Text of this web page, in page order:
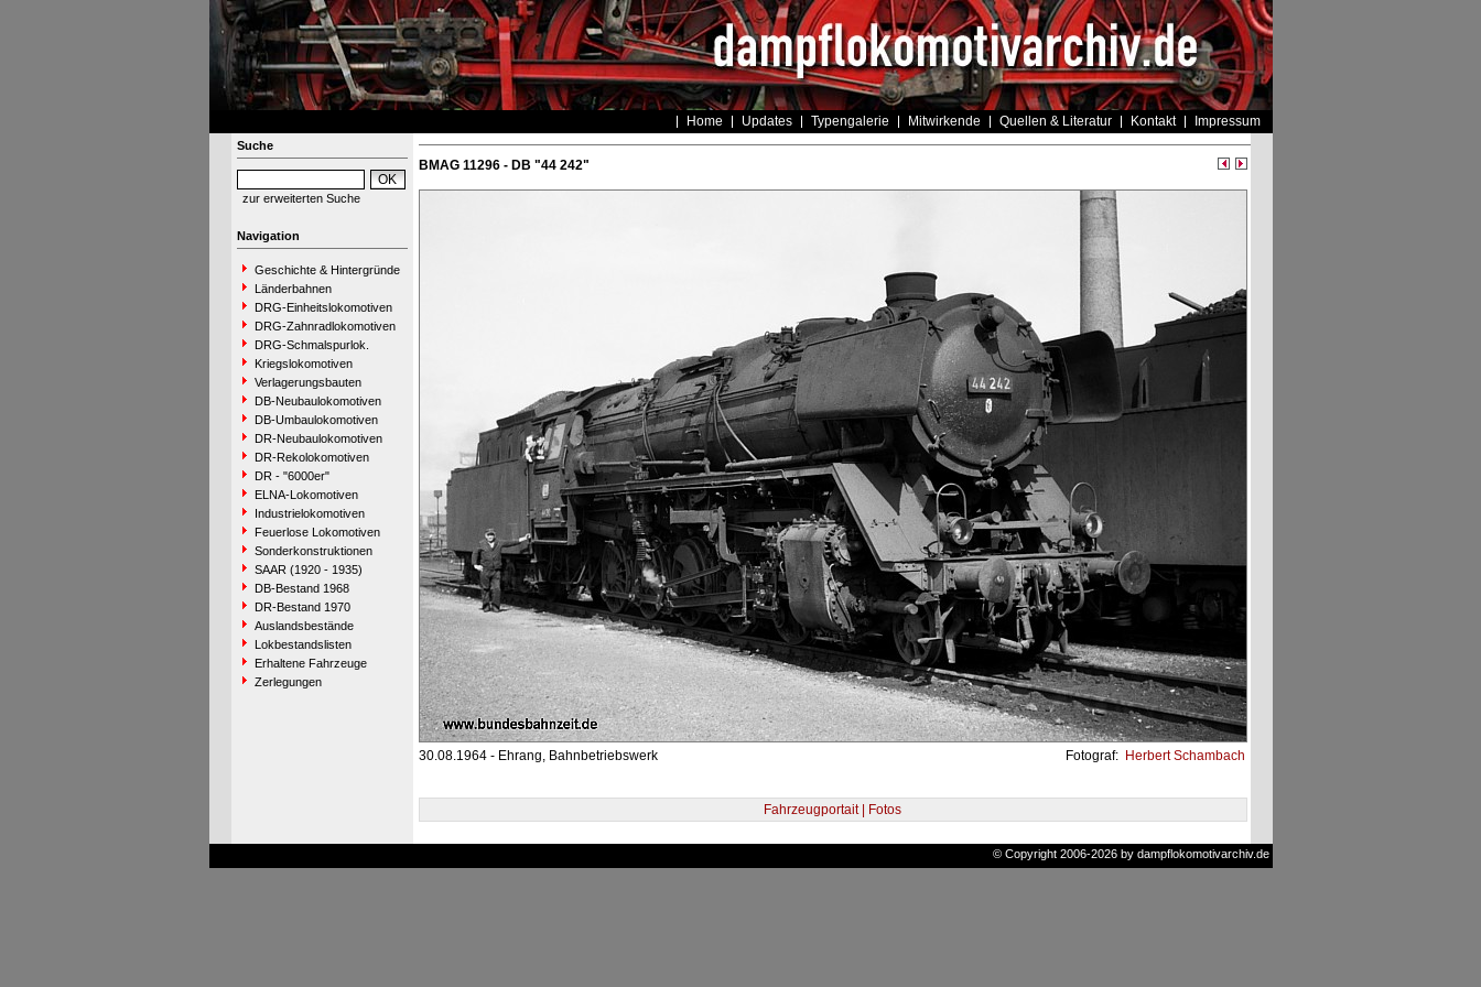
Home Updates Typengalerie Mitwirkende Quellen & Literatur Kontakt Impressum
Suche
zur erweiterten Suche
Navigation
Geschichte & Hintergründe
Länderbahnen
DRG-Einheitslokomotiven
DRG-Zahnradlokomotiven
DRG-Schmalspurlok.
Kriegslokomotiven
Verlagerungsbauten
DB-Neubaulokomotiven
DB-Umbaulokomotiven
DR-Neubaulokomotiven
DR-Rekolokomotiven
DR - "6000er"
ELNA-Lokomotiven
Industrielokomotiven
Feuerlose Lokomotiven
Sonderkonstruktionen
SAAR (1920 - 1935)
DB-Bestand 1968
DR-Bestand 1970
Auslandsbestände
Lokbestandslisten
Erhaltene Fahrzeuge
Zerlegungen
BMAG 11296 - DB "44 242"
30.08.1964 - Ehrang, Bahnbetriebswerk Fotograf: Herbert Schambach
Fahrzeugportait | Fotos
© Copyright 2006-2026 by dampflokomotivarchiv.de